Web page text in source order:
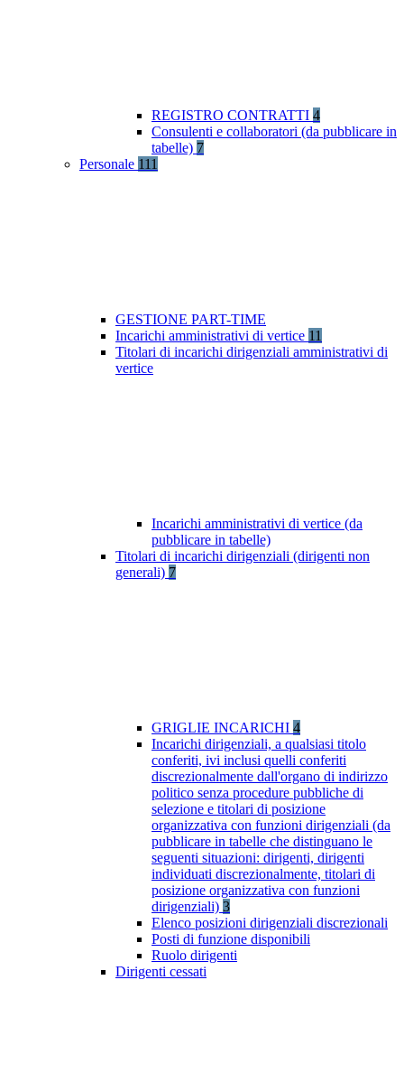
REGISTRO CONTRATTI 4
Consulenti e collaboratori (da pubblicare in
tabelle) 7
Personale 111
GESTIONE PART-TIME
Incarichi amministrativi di vertice 11
Titolari di incarichi dirigenziali amministrativi di
vertice
Incarichi amministrativi di vertice (da
pubblicare in tabelle)
Titolari di incarichi dirigenziali (dirigenti non
generali) 7
GRIGLIE INCARICHI 4
Incarichi dirigenziali, a qualsiasi titolo
conferiti, ivi inclusi quelli conferiti
discrezionalmente dall'organo di indirizzo
politico senza procedure pubbliche di
selezione e titolari di posizione
organizzativa con funzioni dirigenziali (da
pubblicare in tabelle che distinguano le
seguenti situazioni: dirigenti, dirigenti
individuati discrezionalmente, titolari di
posizione organizzativa con funzioni
dirigenziali) 3
Elenco posizioni dirigenziali discrezionali
Posti di funzione disponibili
Ruolo dirigenti
Dirigenti cessati